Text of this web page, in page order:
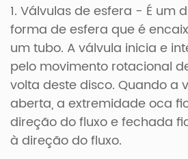
1. Válvulas de esfera - É um
forma de esfera que é
um tubo. A válvula inicia e
pelo movimento rotacional
volta deste disco. Quando a
aberta, a extremidade oca
direção do fluxo e fechada
à direção do fluxo.